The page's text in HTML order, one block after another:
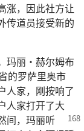
涨，因此社方让
传道员接受新的
玛丽·赫尔姆布
的罗萨里奥市
人家，刚按响了
人家打开了大
间，玛丽听